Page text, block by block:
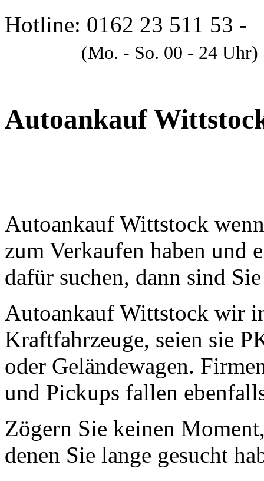
Hotline: 0162 23 511 53 -
(Mo. - So. 00 - 24 Uhr)
Autoankauf
Autoankauf Wittstock
zum Verkaufen haben und
dafür suchen, dann sind
Autoankauf Wittstock wir
Kraftfahrzeuge, seien sie
oder Geländewagen.
und Pickups fallen
Zögern Sie keinen
denen Sie lange gesucht